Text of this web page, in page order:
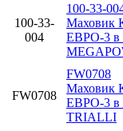
100-33-
004
100-33-
Маховик
ЕВРО-3 в
FW0708
FW0708
Маховик
ЕВРО-3 в
TRIALLI